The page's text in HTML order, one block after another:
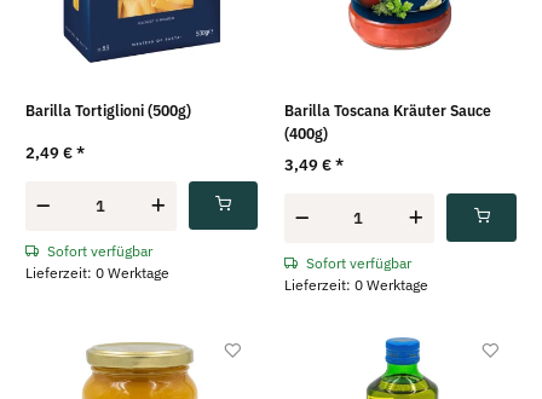
Barilla Tortiglioni (500g)
2,49 €*
Sofort verfügbar
Lieferzeit: 0 Werktage
Barilla Toscana Kräuter Sauce
(400g)
3,49 €*
Sofort verfügbar
Lieferzeit: 0 Werktage